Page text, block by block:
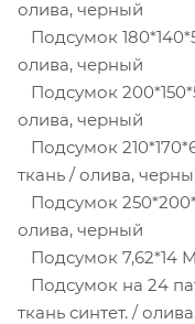
олива, черный
Подсумок
олива, черный
Подсумок
олива, черный
Подсумок
ткань / олива,
Подсумок
олива, черный
Подсумок 7,62*14
Подсумок на 24
ткань синтет. /